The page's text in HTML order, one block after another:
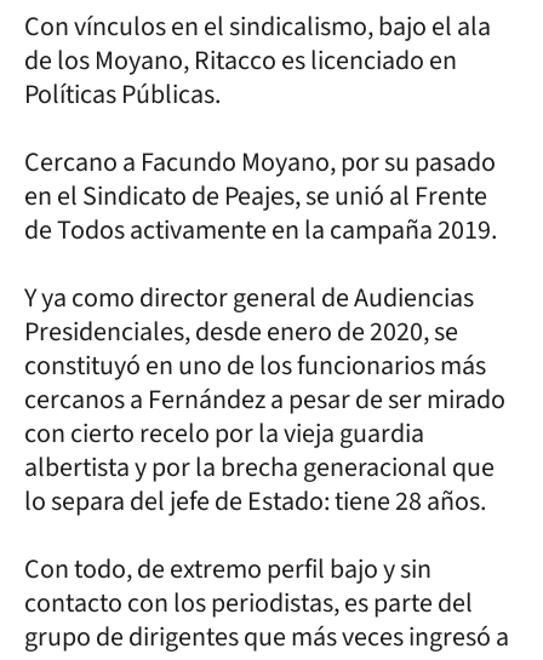
Con vínculos en el sindicalismo, bajo el ala
de los Moyano, Ritacco es licenciado en
Políticas Públicas.
Cercano a Facundo Moyano, por su pasado
en el Sindicato de Peajes, se unió al Frente
de Todos activamente en la campaña 2019.
Y ya como director general de Audiencias
Presidenciales, desde enero de 2020, se
constituyó en uno de los funcionarios más
cercanos a Fernández a pesar de ser mirado
con cierto recelo por la vieja guardia
albertista y por la brecha generacional que
lo separa del jefe de Estado: tiene 28 años.
Con todo, de extremo perfil bajo y sin
contacto con los periodistas, es parte del
grupo de dirigentes que más veces ingresó a